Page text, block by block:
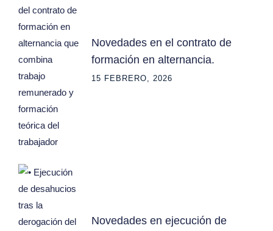
Novedades en el contrato de
formación en alternancia.
15 FEBRERO, 2026
Novedades en ejecución de